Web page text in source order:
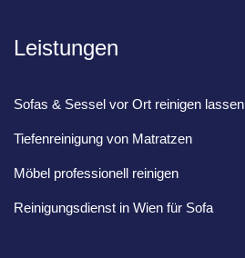
Leistungen
Sofas & Sessel vor Ort reinigen lassen
Tiefenreinigung von Matratzen
Möbel professionell reinigen
Reinigungsdienst in Wien für Sofa